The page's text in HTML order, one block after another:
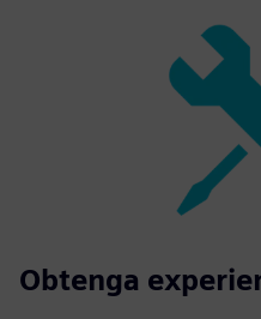
Obtenga